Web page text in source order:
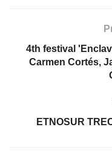
4th festival
Carmen Cortés,
ETNOSUR